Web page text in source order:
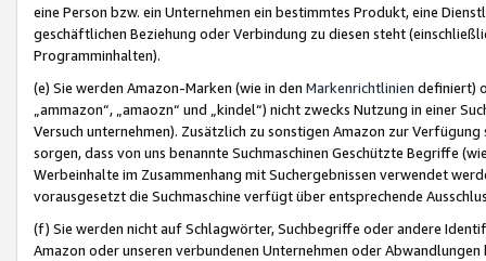
eine Person bzw. ein Unternehmen ein bestimmtes Produkt, eine
geschäftlichen Beziehung oder Verbindung zu diesen steht
Programminhalten).
(e) Sie werden Amazon-Marken (wie in den Markenrichtlinien definiert)
„ammazon“, „amaozn“ und „kindel“) nicht zwecks Nutzung in einer
Versuch unternehmen). Zusätzlich zu sonstigen Amazon zur
sorgen, dass von uns benannte Suchmaschinen Geschützte Begriffe
Werbeinhalte im Zusammenhang mit Suchergebnissen verwendet
vorausgesetzt die Suchmaschine verfügt über entsprechende
(f) Sie werden nicht auf Schlagwörter, Suchbegriffe oder andere
Amazon oder unseren verbundenen Unternehmen oder